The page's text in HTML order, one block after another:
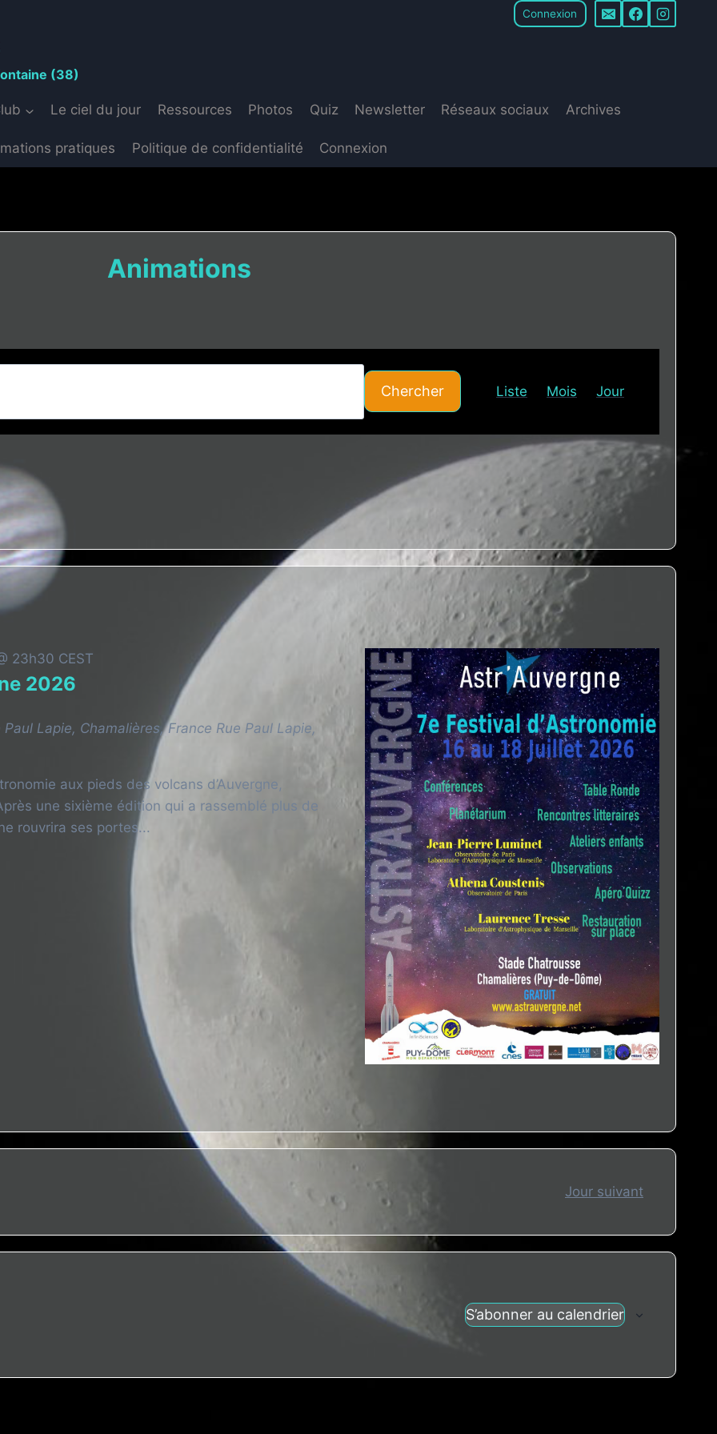
Connexion
(38)
Le ciel du jour Ressources Photos Quiz Newsletter Réseaux sociaux Archives
pratiques Politique de confidentialité Connexion
Animations
Chercher
de
Évènement
Liste Mois Jour
2026
23h30 CEST
Lapie, Chamalières, France Rue Paul Lapie,
aux pieds des volcans d’Auvergne,
une sixième édition qui a rassemblé plus de
rouvrira ses portes...
Jour suivant
S’abonner au calendrier